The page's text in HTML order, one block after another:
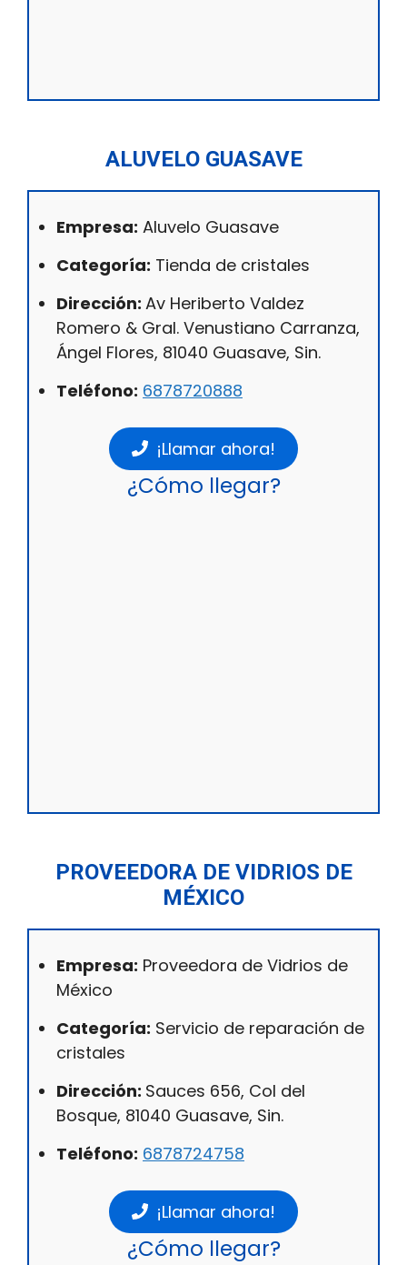
ALUVELO GUASAVE
Empresa: Aluvelo Guasave
Categoría: Tienda de cristales
Dirección: Av Heriberto Valdez
Romero & Gral. Venustiano Carranza,
Ángel Flores, 81040 Guasave, Sin.
Teléfono: 6878720888
¡Llamar ahora!
¿Cómo llegar?
PROVEEDORA DE VIDRIOS DE
MÉXICO
Empresa: Proveedora de Vidrios de
México
Categoría: Servicio de reparación de
cristales
Dirección: Sauces 656, Col del
Bosque, 81040 Guasave, Sin.
Teléfono: 6878724758
¡Llamar ahora!
¿Cómo llegar?